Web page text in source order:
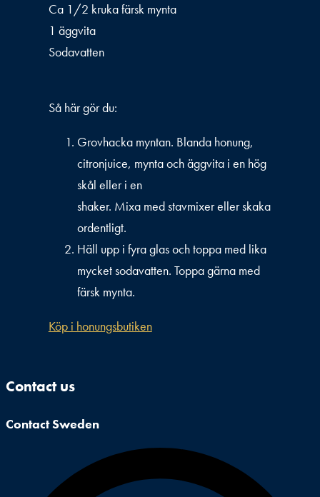
Ca 1/2 kruka färsk mynta
1 äggvita
Sodavatten
Så här gör du:
Grovhacka myntan. Blanda honung,
citronjuice, mynta och äggvita i en hög
skål eller i en
shaker. Mixa med stavmixer eller skaka
ordentligt.
Häll upp i fyra glas och toppa med lika
mycket sodavatten. Toppa gärna med
färsk mynta.
Köp i honungsbutiken
Contact us
Contact Sweden